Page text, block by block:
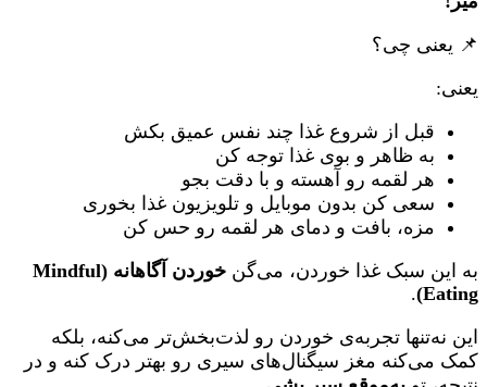
📌 یعنی چی؟
یعنی:
قبل از شروع غذا چند نفس عمیق بکش
به ظاهر و بوی غذا توجه کن
هر لقمه رو آهسته و با دقت بجو
سعی کن بدون موبایل و تلویزیون غذا بخوری
مزه، بافت و دمای هر لقمه رو حس کن
به این سبک غذا خوردن، می‌گن
خوردن آگاهانه (Mindful
Eating)
.
این نه‌تنها تجربه‌ی خوردن رو لذت‌بخش‌تر می‌کنه، بلکه
کمک می‌کنه مغز سیگنال‌های سیری رو بهتر درک کنه و در